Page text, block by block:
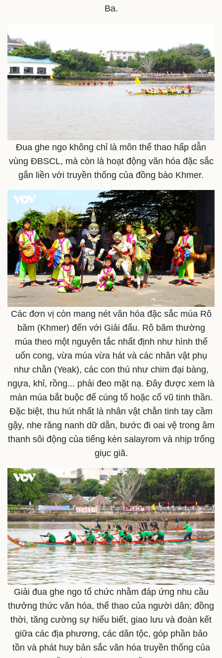
Kinh tế
Bất động sản
Khởi nghiệp
Thị trường
Giá vàng
Tiêu dùng
Tỷ giá
Pháp luật
Vụ án
Tin nóng
Tư vấn luật
Quân sự - Quốc phòng
Vũ khí
Việt Nam
Phân tích
Ba.
Đua ghe ngo không chỉ là môn thể thao hấp dẫn
vùng ĐBSCL, mà còn là hoạt động văn hóa đặc sắc
gắn liền với truyền thống của đồng bào Khmer.
Các đơn vị còn mang nét văn hóa đặc sắc múa Rô
băm (Khmer) đến với Giải đấu. Rô băm thường
múa theo một nguyên tắc nhất định như hình thể
uốn cong, vừa múa vừa hát và các nhân vật phụ
như chằn (Yeak), các con thú như chim đại bàng,
ngựa, khỉ, rồng... phải đeo mặt nạ. Đây được xem là
màn múa bắt buộc để cúng tổ hoặc cổ vũ tinh thần.
Đặc biệt, thu hút nhất là nhân vật chằn tinh tay cầm
gậy, nhe răng nanh dữ dằn, bước đi oai vệ trong âm
thanh sôi động của tiếng kèn salayrom và nhịp trống
giục giã.
Giải đua ghe ngo tổ chức nhằm đáp ứng nhu cầu
thưởng thức văn hóa, thể thao của người dân; đồng
thời, tăng cường sự hiểu biết, giao lưu và đoàn kết
giữa các địa phương, các dân tộc, góp phần bảo
tồn và phát huy bản sắc văn hóa truyền thống của